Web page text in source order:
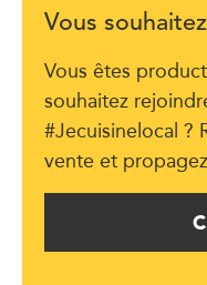
Vous souhaitez
Vous êtes
souhaitez
#Jecuisinelocal ?
vente et